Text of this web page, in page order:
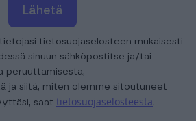
Lähetä
tietosuojaselosteen mukaisesti
sinuun sähköpostitse ja/tai
peruuttamisesta,
ja siitä, miten olemme sitoutuneet
saat tietosuojaselosteesta.